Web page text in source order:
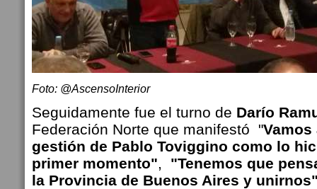
Foto: @AscensoInterior
Seguidamente fue el turno de Darío
Federación Norte que manifestó "Vamos
gestión de Pablo Toviggino como lo
primer momento", "Tenemos que
la Provincia de Buenos Aires y